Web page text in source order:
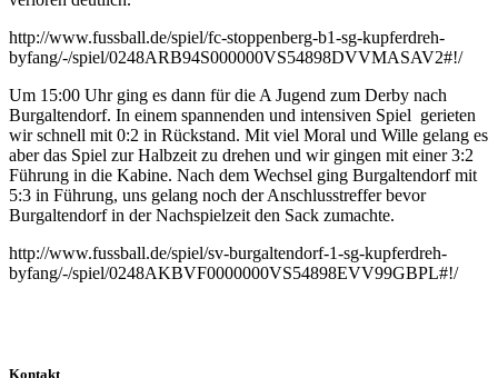
http://www.fussball.de/spiel/fc-stoppenberg-b1-sg-kupferdreh-
byfang/-/spiel/0248ARB94S000000VS54898DVVMASAV2#!/
Um 15:00 Uhr ging es dann für die A Jugend zum Derby nach
Burgaltendorf. In einem spannenden und intensiven Spiel gerieten
wir schnell mit 0:2 in Rückstand. Mit viel Moral und Wille gelang es
aber das Spiel zur Halbzeit zu drehen und wir gingen mit einer 3:2
Führung in die Kabine. Nach dem Wechsel ging Burgaltendorf mit
5:3 in Führung, uns gelang noch der Anschlusstreffer bevor
Burgaltendorf in der Nachspielzeit den Sack zumachte.
http://www.fussball.de/spiel/sv-burgaltendorf-1-sg-kupferdreh-
byfang/-/spiel/0248AKBVF0000000VS54898EVV99GBPL#!/
Kontakt